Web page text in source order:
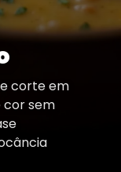
corte em
cor sem